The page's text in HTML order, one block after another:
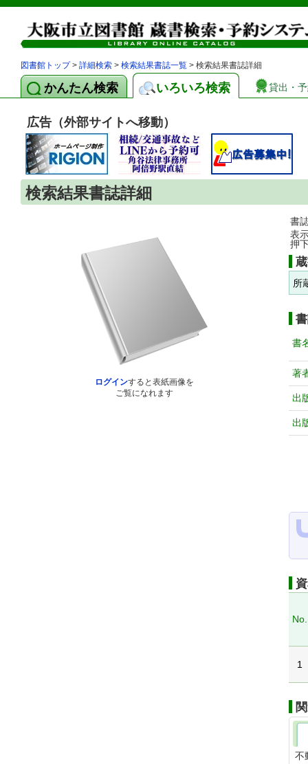
図書館トップ> 詳細検索 > 検索結果書誌一覧 > 検索結果書誌詳細
かんたん検索 いろいろ検索 貸出・
広告（外部サイトへ移動）
検索結果書誌詳細
ログインすると表紙画像を
ご覧になれます
書
表
押
所
書
著
出
出
No.
1
不